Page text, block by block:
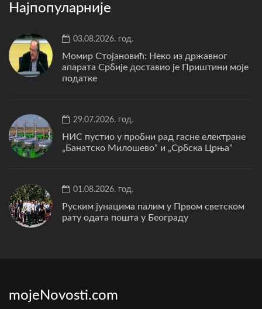
Најпопуларније
03.08.2026. год.
Момир Стојановић: Неко из државног
апарата Србије доставио је Приштини моје
податке
29.07.2026. год.
НИС пустио у пробни рад гасне електране
„Банатско Милошево“ и „Србска Црња“
01.08.2026. год.
Руским јунацима палим у Првом светском
рату одата пошта у Београду
mojeNovosti.com